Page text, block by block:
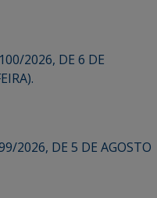
2026, DE 6 DE
2026, DE 5 DE AGOSTO